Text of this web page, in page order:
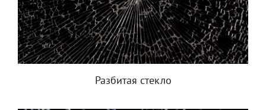
Разбитая стекло